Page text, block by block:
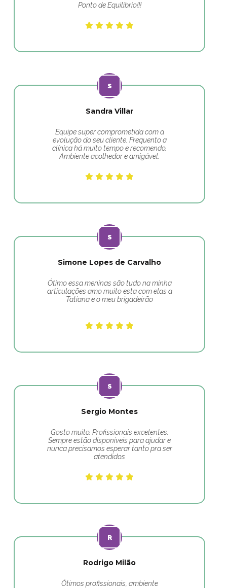
Ponto de Equilíbrio!!!
Sandra Villar
Equipe super comprometida com a
evolução do seu cliente. Frequento a
clínica há muito tempo e recomendo.
Ambiente acolhedor e amigável.
Simone Lopes de Carvalho
Ótimo essa meninas são tudo na minha
articulações amo muito esta com elas a
Tatiana e o meu brigadeirão
Sergio Montes
Gosto muito. Profissionais excelentes.
Sempre estão disponíveis para ajudar e
nunca precisamos esperar tanto pra ser
atendidos
Rodrigo Milão
Ótimos profissionais, ambiente